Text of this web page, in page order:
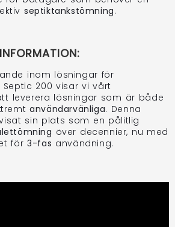
septiktankstömning.
inom lösningar för
Septic 200 visar vi vårt
leverera lösningar som är både
användarvänliga. Denna
sin plats som en pålitlig
över decennier, nu med
för3-fas användning.